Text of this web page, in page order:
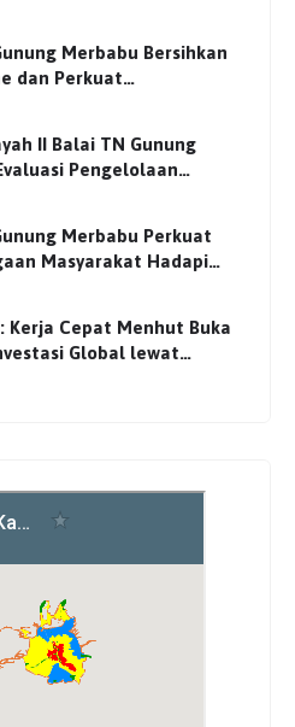
Pemangku
Merbabu Bersihkan
dan Perkuat
Jalur Pendakian
II Balai TN Gunung
Pengelolaan
Bersama Mitra
Merbabu Perkuat
Masyarakat Hadapi
Pembinaan MPA
Kerja Cepat Menhut Buka
Global lewat
Karbon